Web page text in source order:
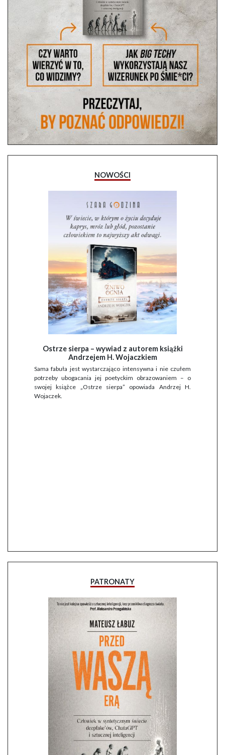
NOWOŚCI
Ostrze sierpa – wywiad z autorem książki
Andrzejem H. Wojaczkiem
Sama fabuła jest wystarczająco intensywna i nie czułem
potrzeby ubogacania jej poetyckim obrazowaniem – o
swojej książce „Ostrze sierpa” opowiada Andrzej H.
Wojaczek.
PATRONATY